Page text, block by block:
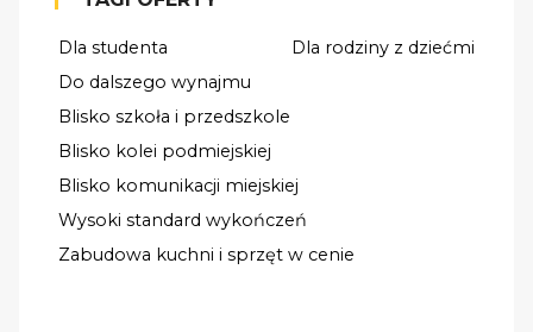
Dla studenta
Dla rodziny z dziećmi
Do dalszego wynajmu
Blisko szkoła i przedszkole
Blisko kolei podmiejskiej
Blisko komunikacji miejskiej
Wysoki standard wykończeń
Zabudowa kuchni i sprzęt w cenie